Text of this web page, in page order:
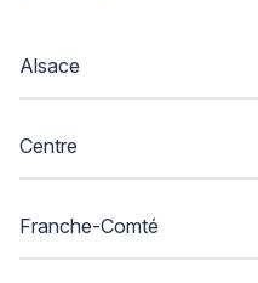
Alsace
Centre
Franche-Comté